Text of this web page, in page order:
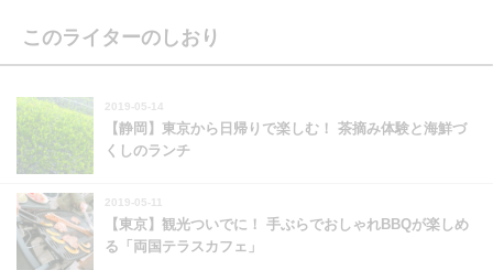
このライターのしおり
2019-05-14
【静岡】東京から日帰りで楽しむ！ 茶摘み体験と海鮮づ
くしのランチ
2019-05-11
【東京】観光ついでに！ 手ぶらでおしゃれBBQが楽しめ
る「両国テラスカフェ」